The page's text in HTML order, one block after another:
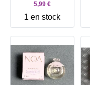
5,99 €
1 en stock